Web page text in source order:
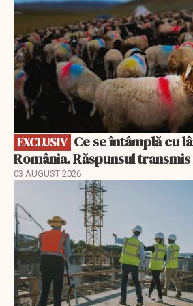
EXCLUSIV
România. Răspunsul transmis
03 AUGUST 2026